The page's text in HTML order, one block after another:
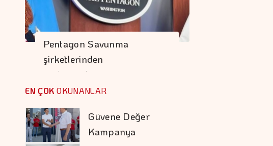
Pentagon Savunma
şirketlerinden
Hızlanmalarını…
EN ÇOK OKUNANLAR
Gemi Samsun'a
Getirildi
Fıat'ta Avantajlı
Satın Alma Dönemi
Devam Ediyor
Prime Computest'ten
Kampanya
Togg'un Servis Ağı
Hızla Büyüyor